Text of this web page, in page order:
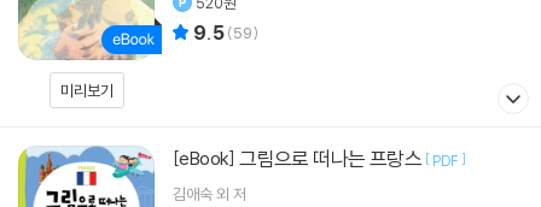
미리보기
9.5(59)
[eBook] 그림으로 떠나는 프랑스 [ PDF ]
김애숙 외 저